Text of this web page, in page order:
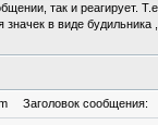
так и реагирует.
значек в виде
Заголовок сообщения: